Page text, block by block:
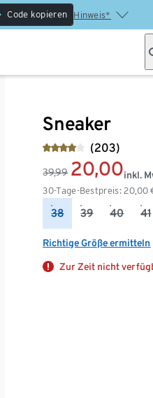
Code kopieren Hinweis*
Sneaker
(203)
39,99 20,00
30-Tage-Bestpreis: 20,00
inkl.
38 39 40 41
Richtige Größe ermitteln
Zur Zeit nicht